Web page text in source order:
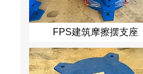
FPS建筑摩擦摆支座